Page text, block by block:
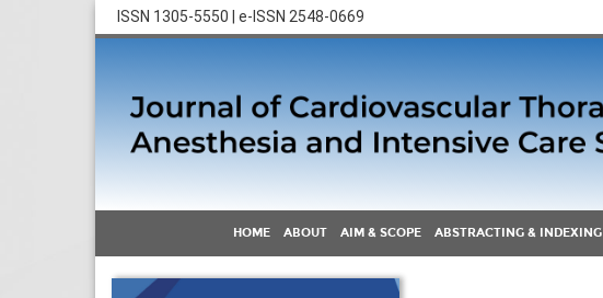
ISSN 1305-5550 | e-ISSN 2548-0669
HOME ABOUT AIM & SCOPE ABSTRACTING & INDEXING